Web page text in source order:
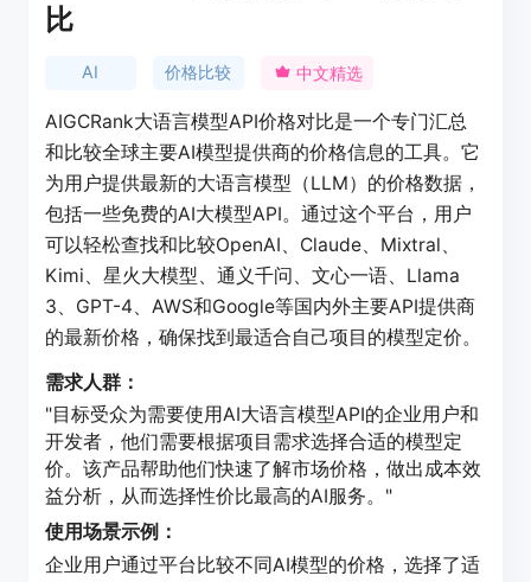
比
AI 价格比较 中文精选
AIGCRank大语言模型API价格对比是一个专门汇总
和比较全球主要AI模型提供商的价格信息的工具。它
为用户提供最新的大语言模型（LLM）的价格数据，
包括一些免费的AI大模型API。通过这个平台，用户
可以轻松查找和比较OpenAI、Claude、Mixtral、
Kimi、星火大模型、通义千问、文心一语、Llama
3、GPT-4、AWS和Google等国内外主要API提供商
的最新价格，确保找到最适合自己项目的模型定价。
需求人群：
"目标受众为需要使用AI大语言模型API的企业用户和
开发者，他们需要根据项目需求选择合适的模型定
价。该产品帮助他们快速了解市场价格，做出成本效
益分析，从而选择性价比最高的AI服务。"
使用场景示例：
企业用户通过平台比较不同AI模型的价格，选择了适